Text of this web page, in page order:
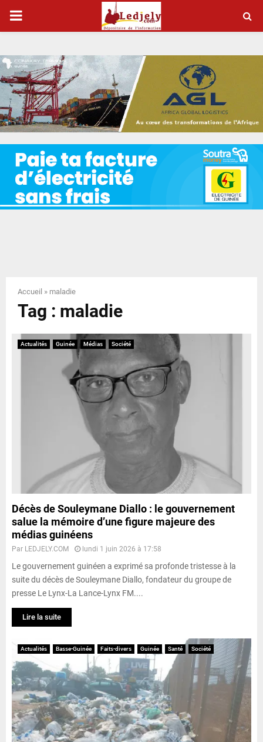
P
I
M
A
R
Y
N
Accueil » maladie
Tag : maladie
Actualités Guinée Médias Société
Décès de Souleymane Diallo : le gouvernement
salue la mémoire d’une figure majeure des
médias guinéens
Par LEDJELY.COM lundi 1 juin 2026 à 17:58
Le gouvernement guinéen a exprimé sa profonde tristesse à la
suite du décès de Souleymane Diallo, fondateur du groupe de
presse Le Lynx-La Lance-Lynx FM....
Lire la suite
Actualités Basse-Guinée Faits-divers Guinée Santé Société